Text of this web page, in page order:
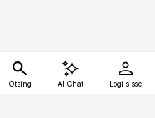
Otsing AI Chat Logi sisse